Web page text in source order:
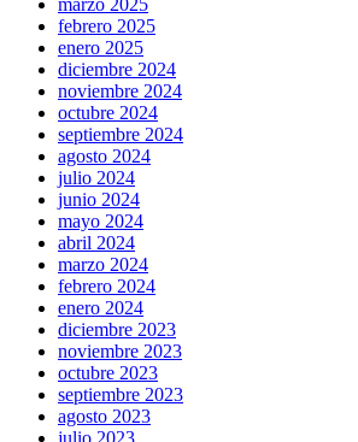
febrero 2025
enero 2025
diciembre 2024
noviembre 2024
octubre 2024
septiembre 2024
agosto 2024
julio 2024
junio 2024
mayo 2024
abril 2024
marzo 2024
febrero 2024
enero 2024
diciembre 2023
noviembre 2023
octubre 2023
septiembre 2023
agosto 2023
julio 2023